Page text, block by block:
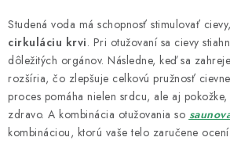
Studená voda má schopnosť stimulovať
cirkuláciu krvi. Pri otužovaní sa cievy
dôležitých orgánov. Následne, keď sa
rozšíria, čo zlepšuje celkovú pružnosť
proces pomáha nielen srdcu, ale aj
zdravo. A kombinácia otužovania so
kombináciou, ktorú vaše telo zaručene ocení.